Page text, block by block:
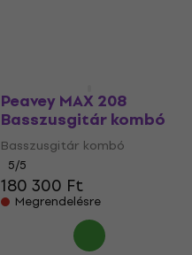
Peavey MAX 208
Basszusgitár kombó
Basszusgitár kombó
5/5
180 300 Ft
Megrendelésre